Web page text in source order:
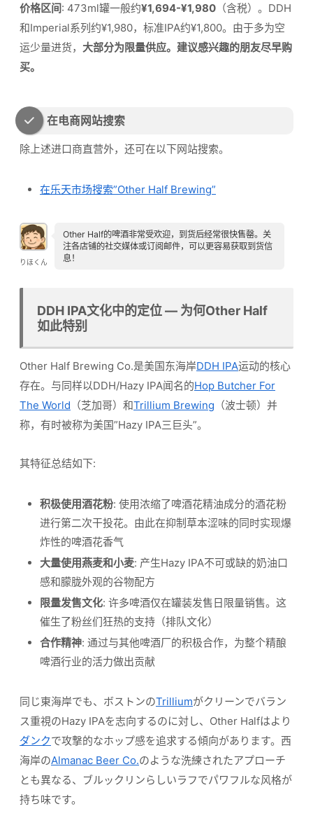
价格区间: 473ml罐一般约¥1,694-¥1,980 （含税）。DDH
和Imperial系列约¥1,980，标准IPA约¥1,800。由于多为空
运少量进货， 大部分为限量供应。建议感兴趣的朋友尽早购
买。
在电商网站搜索
除上述进口商直营外，还可在以下网站搜索。
在乐天市场搜索”Other Half Brewing”
りほくん
Other Half的啤酒非常受欢迎，到货后经常很快售罄。关
注各店铺的社交媒体或订阅邮件，可以更容易获取到货信
息！
DDH IPA文化中的定位 — 为何Other Half
如此特别
Other Half Brewing Co.是美国东海岸DDH IPA运动的核心
存在。与同样以DDH/Hazy IPA闻名的Hop Butcher For
The World （芝加哥）和Trillium Brewing （波士顿）并
称，有时被称为美国”Hazy IPA三巨头”。
其特征总结如下:
积极使用酒花粉: 使用浓缩了啤酒花精油成分的酒花粉
进行第二次干投花。由此在抑制草本涩味的同时实现爆
炸性的啤酒花香气
大量使用燕麦和小麦: 产生Hazy IPA不可或缺的奶油口
感和朦胧外观的谷物配方
限量发售文化: 许多啤酒仅在罐装发售日限量销售。这
催生了粉丝们狂热的支持（排队文化）
合作精神: 通过与其他啤酒厂的积极合作，为整个精酿
啤酒行业的活力做出贡献
同じ東海岸でも、ボストンのTrilliumがクリーンでバラン
ス重視のHazy IPAを志向するのに対し、Other Halfはより
ダンクで攻撃的なホップ感を追求する傾向があります。西
海岸のAlmanac Beer Co.のような洗練されたアプローチ
とも異なる、ブルックリンらしいラフでパワフルな风格が
持ち味です。